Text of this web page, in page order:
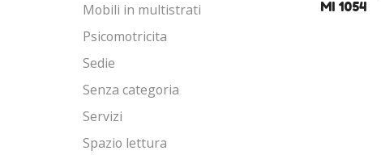
MI 1054
Mobili in multistrati
Psicomotricita
Sedie
Senza categoria
Servizi
Spazio lettura